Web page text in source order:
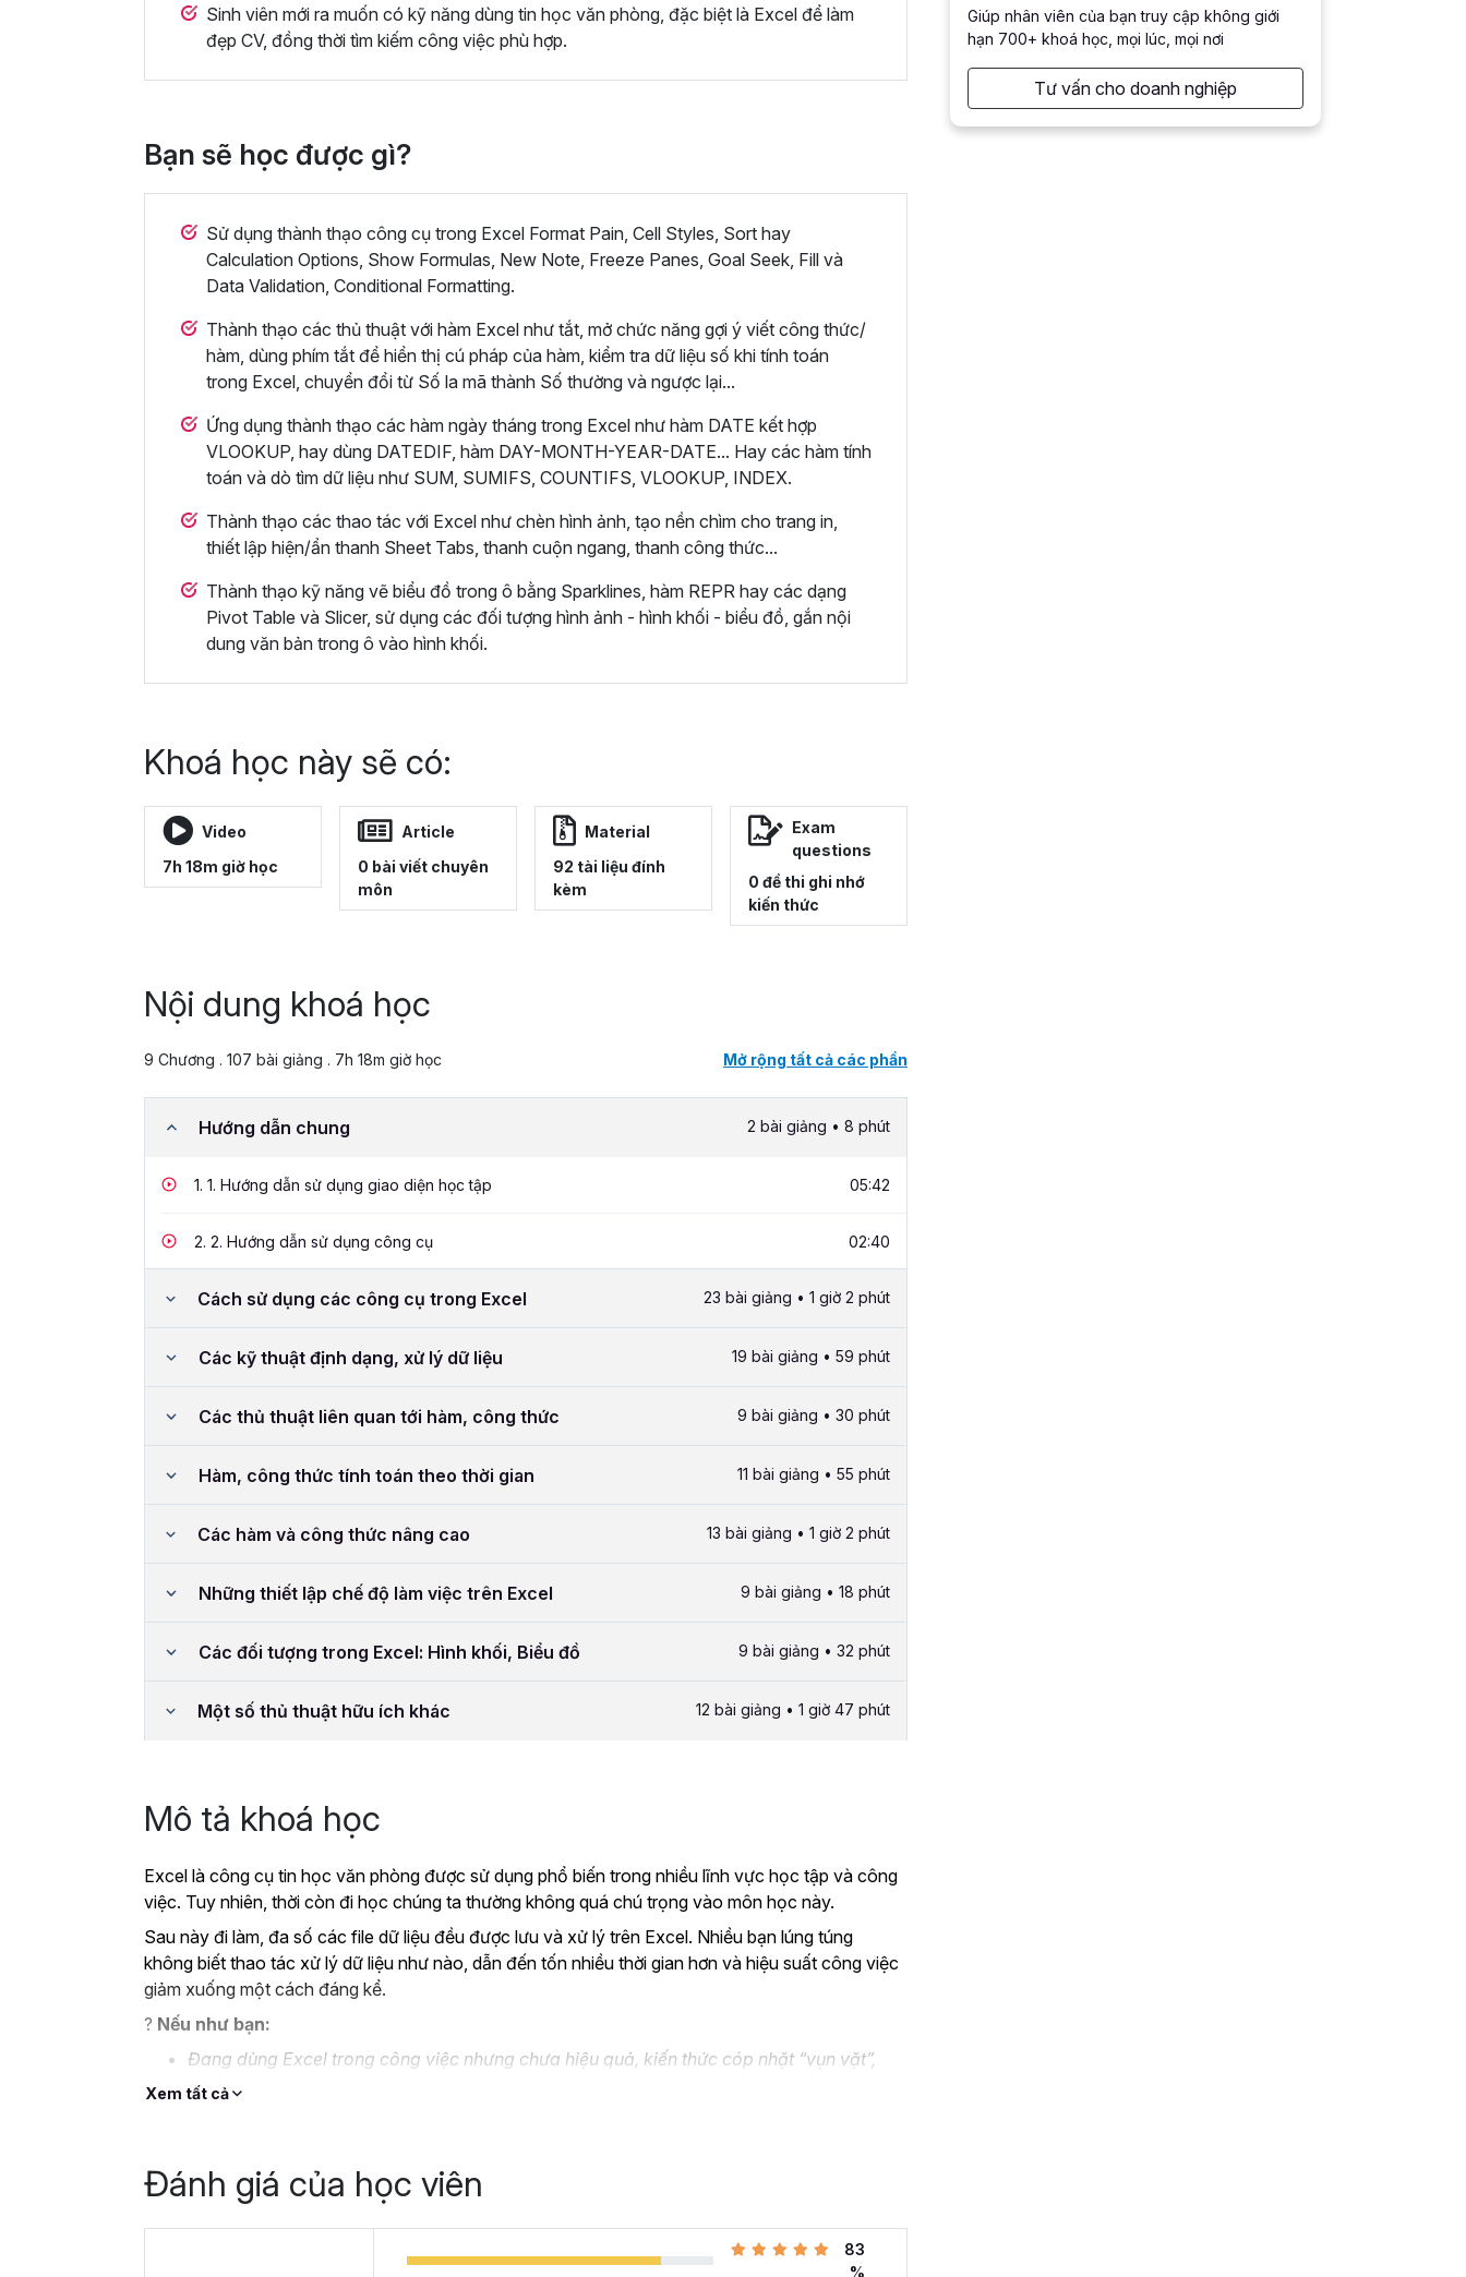
Sinh viên mới ra muốn có kỹ năng dùng tin học văn phòng, đặc biệt là Excel để làm
đẹp CV, đồng thời tìm kiếm công việc phù hợp.
Bạn sẽ học được gì?
Sử dụng thành thạo công cụ trong Excel Format Pain, Cell Styles, Sort hay
Calculation Options, Show Formulas, New Note, Freeze Panes, Goal Seek, Fill và
Data Validation, Conditional Formatting.
Thành thạo các thủ thuật với hàm Excel như tắt, mở chức năng gợi ý viết công thức/
hàm, dùng phím tắt để hiển thị cú pháp của hàm, kiểm tra dữ liệu số khi tính toán
trong Excel, chuyển đổi từ Số la mã thành Số thường và ngược lại...
Ứng dụng thành thạo các hàm ngày tháng trong Excel như hàm DATE kết hợp
VLOOKUP, hay dùng DATEDIF, hàm DAY-MONTH-YEAR-DATE... Hay các hàm tính
toán và dò tìm dữ liệu như SUM, SUMIFS, COUNTIFS, VLOOKUP, INDEX.
Thành thạo các thao tác với Excel như chèn hình ảnh, tạo nền chìm cho trang in,
thiết lập hiện/ẩn thanh Sheet Tabs, thanh cuộn ngang, thanh công thức...
Thành thạo kỹ năng vẽ biểu đồ trong ô bằng Sparklines, hàm REPR hay các dạng
Pivot Table và Slicer, sử dụng các đối tượng hình ảnh - hình khối - biểu đồ, gắn nội
dung văn bản trong ô vào hình khối.
Khoá học này sẽ có:
Video
7h 18m giờ học
Article
0 bài viết chuyên
môn
Material
92 tài liệu đính
kèm
Exam
questions
0 đề thi ghi nhớ
kiến thức
Nội dung khoá học
9 Chương . 107 bài giảng . 7h 18m giờ học Mở rộng tất cả các phần
Hướng dẫn chung 2 bài giảng • 8 phút
1. 1. Hướng dẫn sử dụng giao diện học tập 05:42
2. 2. Hướng dẫn sử dụng công cụ 02:40
Cách sử dụng các công cụ trong Excel 23 bài giảng • 1 giờ 2 phút
Các kỹ thuật định dạng, xử lý dữ liệu 19 bài giảng • 59 phút
Các thủ thuật liên quan tới hàm, công thức 9 bài giảng • 30 phút
Hàm, công thức tính toán theo thời gian 11 bài giảng • 55 phút
Các hàm và công thức nâng cao 13 bài giảng • 1 giờ 2 phút
Những thiết lập chế độ làm việc trên Excel 9 bài giảng • 18 phút
Các đối tượng trong Excel: Hình khối, Biểu đồ 9 bài giảng • 32 phút
Một số thủ thuật hữu ích khác 12 bài giảng • 1 giờ 47 phút
Mô tả khoá học
Excel là công cụ tin học văn phòng được sử dụng phổ biến trong nhiều lĩnh vực học tập và công
việc. Tuy nhiên, thời còn đi học chúng ta thường không quá chú trọng vào môn học này.
Sau này đi làm, đa số các file dữ liệu đều được lưu và xử lý trên Excel. Nhiều bạn lúng túng
không biết thao tác xử lý dữ liệu như nào, dẫn đến tốn nhiều thời gian hơn và hiệu suất công việc
giảm xuống một cách đáng kể.
? Nếu như bạn:
Đang dùng Excel trong công việc nhưng chưa hiệu quả, kiến thức cóp nhặt “vụn vặt”,
không bài bản.
Thì Gitiho ở đây để giúp bạn giải quyết tất cả những khó khăn mà bạn gặp phải khi đi làm với khóa
EXG02 - Thủ thuật Excel cập nhật hàng tuần cho dân văn phòng
trong 8 giờ.
Hoàn thành khóa học, bạn có thể tự tin giải quyết công việc theo cách thông minh, nhanh chóng,
Xem tất cả
Đánh giá của học viên
83
%
Giúp nhân viên của bạn truy cập không giới
hạn 700+ khoá học, mọi lúc, mọi nơi
Tư vấn cho doanh nghiệp